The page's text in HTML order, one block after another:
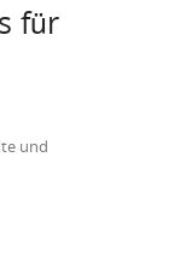
für
und